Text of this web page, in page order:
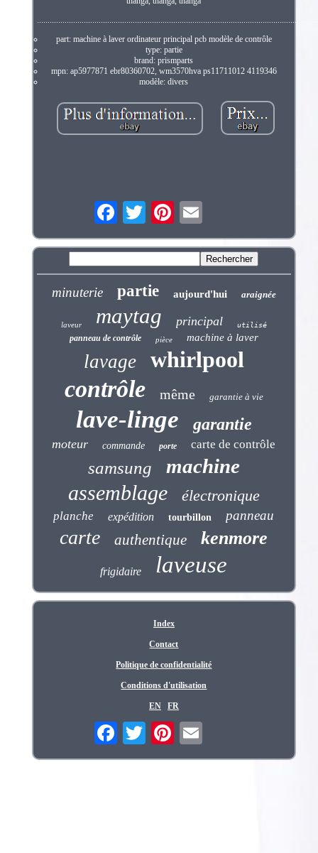
part: machine à laver ordinateur principal pcb modèle de contrôle
type: partie
brand: prismparts
mpn: ap5977871 ebr80360702, wm3570hva ps11711012 4119346
modèle: divers
minuterie partie aujourd'hui araignée
laveur maytag principal utilisé
panneau de contrôle pièce machine à laver
lavage whirlpool
contrôle même garantie à vie
lave-linge garantie
moteur commande porte carte de contrôle
samsung machine
assemblage électronique
planche expédition tourbillon panneau
carte authentique kenmore
frigidaire laveuse
Index
Contact
Politique de confidentialité
Conditions d'utilisation
EN FR